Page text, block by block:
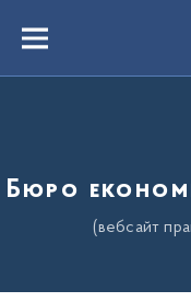
вмістуMenu
Бюро
(вебсайт